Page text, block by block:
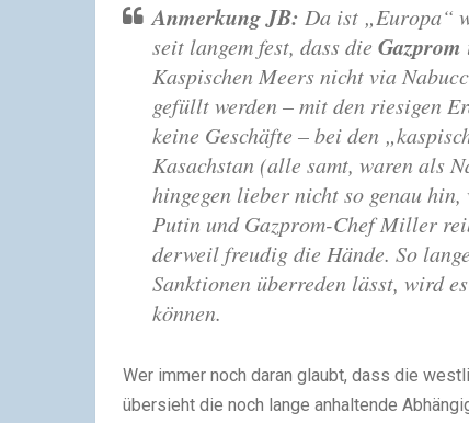
Anmerkung JB: Da ist „Europa“
seit langem fest, dass die Gazprom
Kaspischen Meers nicht via
gefüllt werden – mit den riesigen
keine Geschäfte – bei den
Kasachstan (alle samt, waren als
hingegen lieber nicht so genau hin,
Putin und Gazprom-Chef Miller
derweil freudig die Hände. So
Sanktionen überreden lässt, wird
können.
Wer immer noch daran glaubt, dass die
übersieht die noch lange anhaltende